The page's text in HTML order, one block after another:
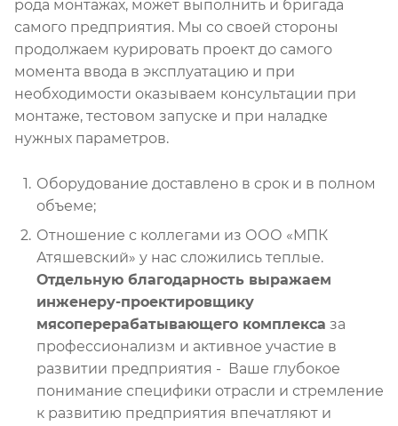
рода монтажах, может выполнить и бригада
самого предприятия. Мы со своей стороны
продолжаем курировать проект до самого
момента ввода в эксплуатацию и при
необходимости оказываем консультации при
монтаже, тестовом запуске и при наладке
нужных параметров.
Оборудование доставлено в срок и в полном
объеме;
Отношение с коллегами из ООО «МПК
Атяшевский» у нас сложились теплые.
Отдельную благодарность выражаем
инженеру-проектировщику
мясоперерабатывающего комплекса за
профессионализм и активное участие в
развитии предприятия - Ваше глубокое
понимание специфики отрасли и стремление
к развитию предприятия впечатляют и